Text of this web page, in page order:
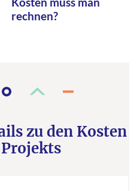
rechnen?
zu den Kosten